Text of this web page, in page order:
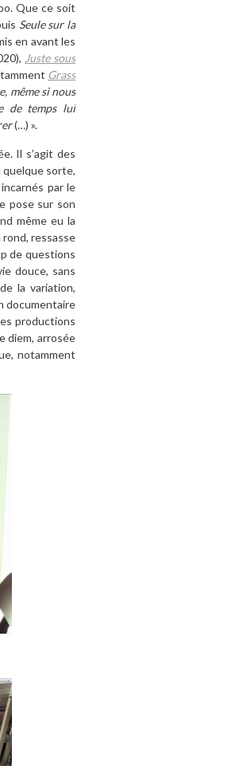
Que ce soit
Seule sur la
en avant les
Juste sous
Grass
même si nous
de temps lui
(…) ».
Il s’agit des
quelque sorte,
par le
pose sur son
même eu la
ressasse
de questions
douce, sans
la variation,
documentaire
productions
diem, arrosée
notamment